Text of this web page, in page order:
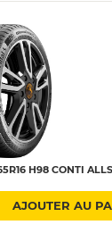
H98 CONTI
AJOUTER AU